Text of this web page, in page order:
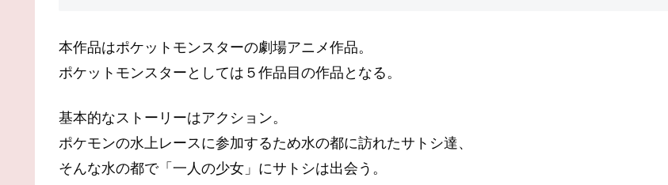
本作品はポケットモンスターの劇場アニメ作品。
ポケットモンスターとしては５作品目の作品となる。
基本的なストーリーはアクション。
ポケモンの水上レースに参加するため水の都に訪れたサトシ達、
そんな水の都で「一人の少女」にサトシは出会う。